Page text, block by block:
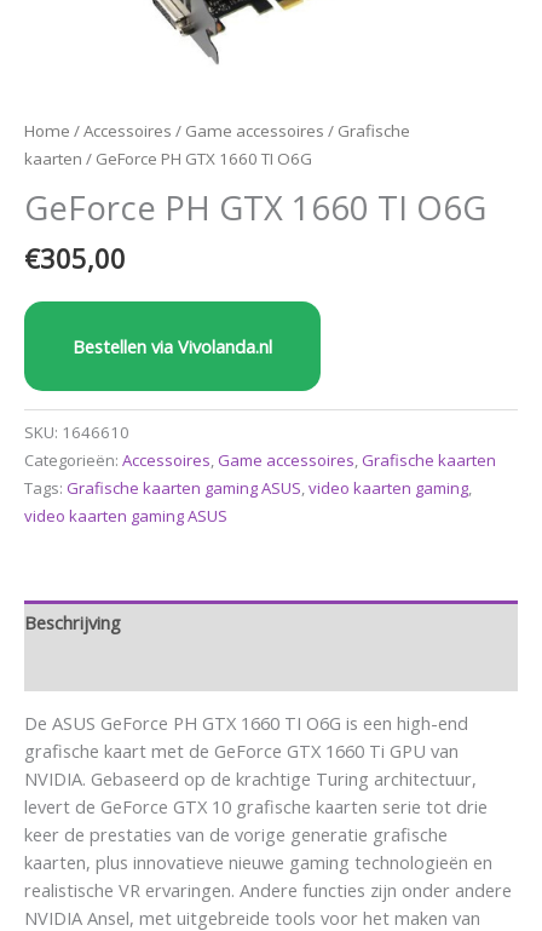
Home /Accessoires / Game accessoires / Grafische
kaarten / GeForce PH GTX 1660 TI O6G
GeForce PH GTX 1660 TI O6G
€305,00
Bestellen via Vivolanda.nl
SKU: 1646610
Categorieën: Accessoires Game accessoires Grafische kaarten
Tags: Grafische kaarten gaming ASUS video kaarten gaming
video kaarten gaming ASUS
Beschrijving
De ASUS GeForce PH GTX 1660 TI O6G is een high-end
grafische kaart met de GeForce GTX 1660 Ti GPU van
NVIDIA. Gebaseerd op de krachtige Turing architectuur,
levert de GeForce GTX 10 grafische kaarten serie tot drie
keer de prestaties van de vorige generatie grafische
kaarten, plus innovatieve nieuwe gaming technologieën en
realistische VR ervaringen. Andere functies zijn onder andere
NVIDIA Ansel, met uitgebreide tools voor het maken van